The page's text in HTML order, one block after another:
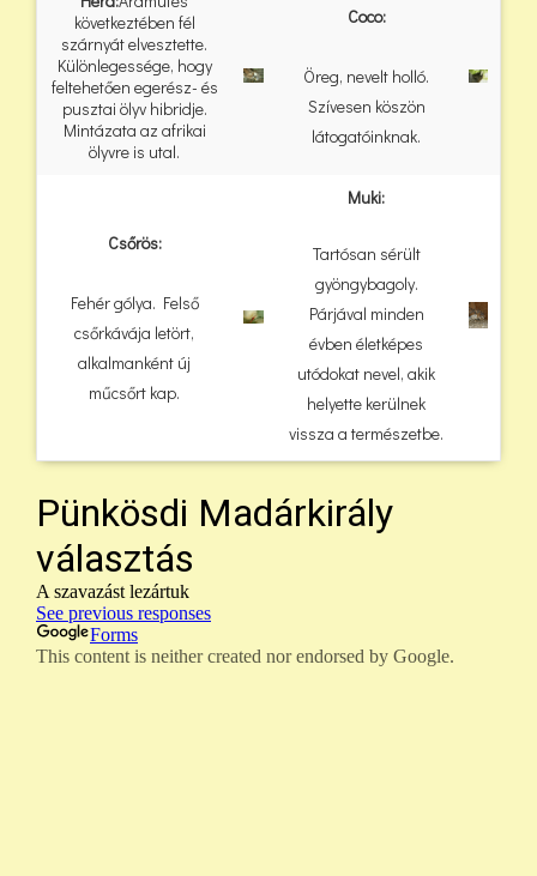
következtében fél
szárnyát elvesztette.
Különlegessége, hogy
feltehetően egerész- és
pusztai ölyv hibridje.
Mintázata az afrikai
ölyvre is utal.
Coco:
Öreg, nevelt holló.
Szívesen köszön
látogatóinknak.
Csőrös:
Fehér gólya. Felső
csőrkávája letört,
alkalmanként új
műcsőrt kap.
Muki:
Tartósan sérült
gyöngybagoly.
Párjával minden
évben életképes
utódokat nevel, akik
helyette kerülnek
vissza a természetbe.